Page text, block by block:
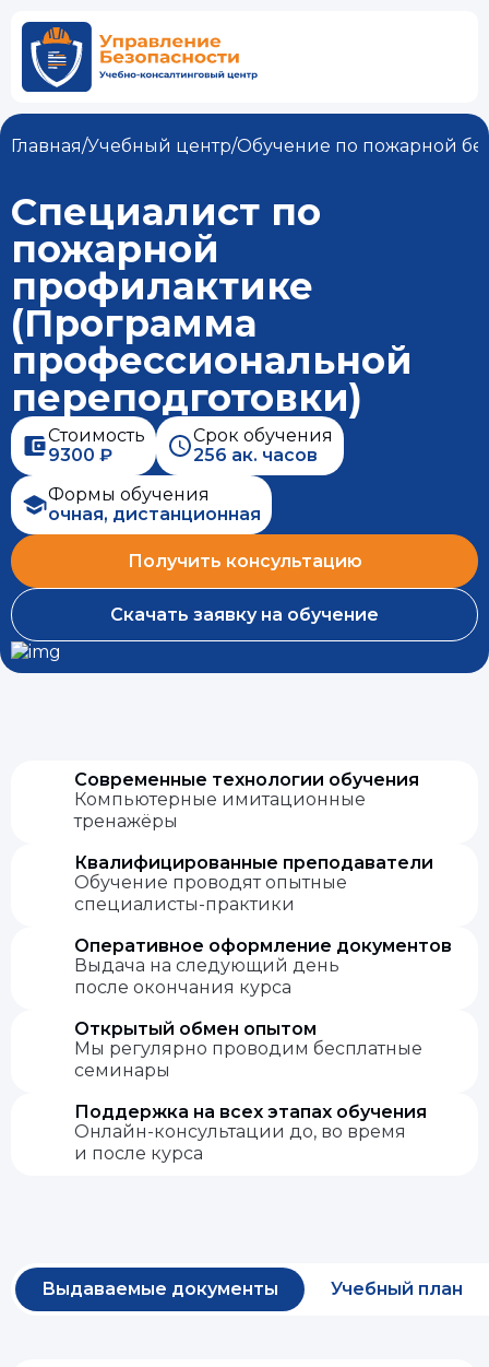
Главная/Учебный центр/Обучение по пожарной
Специалист по
пожарной
профилактике
(Программа
профессиональной
переподготовки)
Стоимость
9300 ₽
Срок обучения
256 ак. часов
Формы обучения
очная, дистанционная
Получить консультацию
Скачать заявку на обучение
Современные технологии обучения
Компьютерные имитационные
тренажёры
Квалифицированные преподаватели
Обучение проводят опытные
специалисты-практики
Оперативное оформление документов
Выдача на следующий день
после окончания курса
Открытый обмен опытом
Мы регулярно проводим бесплатные
семинары
Поддержка на всех этапах обучения
Онлайн-консультации до, во время
и после курса
Выдаваемые документы Учебный план